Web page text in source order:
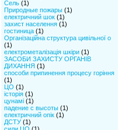
Сель(1)
Природные пожары(1)
електричний шок(1)
захист населення(1)
гостиница(1)
Організаційна структура цивільної о
(1)
електрометалізація шкіри(1)
ЗАСОБИ ЗАХИСТУ ОРГАНІВ
ДИХАННЯ (1)
способи припинення процесу горіння
(1)
ЦО (1)
історія(1)
цунамі(1)
падение с высоты(1)
електричний опік(1)
ДСТУ(1)